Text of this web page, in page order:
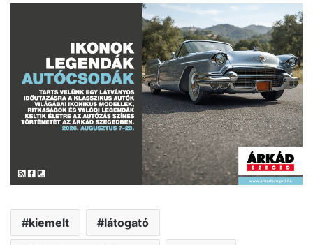
kiemelt látogató